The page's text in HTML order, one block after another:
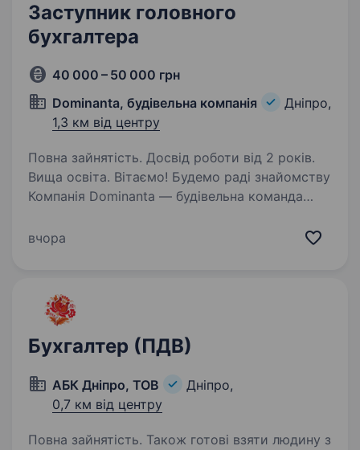
Заступник головного
бухгалтера
40 000 – 50 000 грн
Dominanta, будівельна компанія
Дніпро,
1,3 км від центру
Повна зайнятість. Досвід роботи від 2 років.
Вища освіта. Вітаємо! Будемо раді знайомству
Компанія Dominanta — будівельна команда
на будівництві, ремонтно-оздоблювальних
вчора
Бухгалтер (ПДВ)
АБК Дніпро, ТОВ
Дніпро,
0,7 км від центру
Повна зайнятість. Також готові взяти людину з